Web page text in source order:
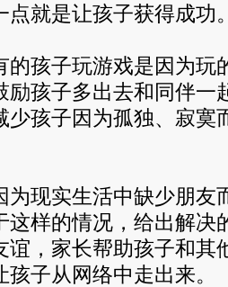
点就是让孩子获得成功
孩子玩游戏是因为玩
励孩子多出去和同伴一
少孩子因为孤独、寂寞
现实生活中缺少朋友
这样的情况，给出解决
谊，家长帮助孩子和其
子从网络中走出来。